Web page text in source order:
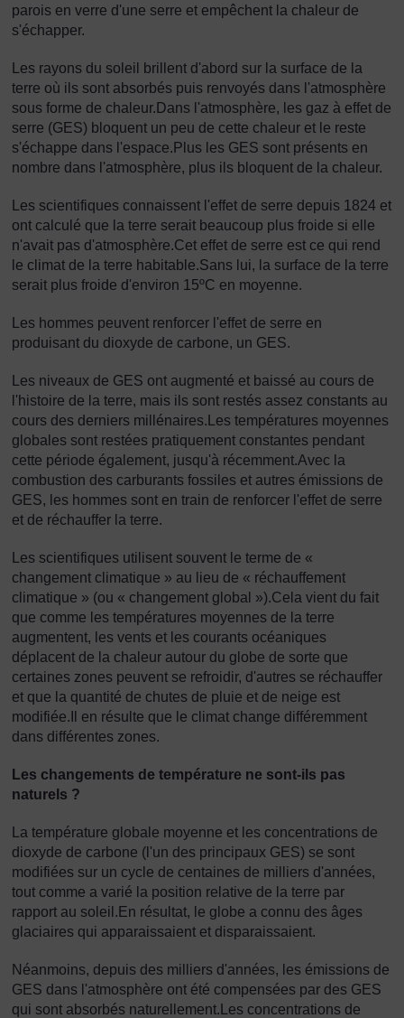
parois en verre d'une serre et empêchent la chaleur de
s'échapper.
Les rayons du soleil brillent d'abord sur la surface de la
terre où ils sont absorbés puis renvoyés dans l'atmosphère
sous forme de chaleur.Dans l'atmosphère, les gaz à effet de
serre (GES) bloquent un peu de cette chaleur et le reste
s'échappe dans l'espace.Plus les GES sont présents en
nombre dans l'atmosphère, plus ils bloquent de la chaleur.
Les scientifiques connaissent l'effet de serre depuis 1824 et
ont calculé que la terre serait beaucoup plus froide si elle
n'avait pas d'atmosphère.Cet effet de serre est ce qui rend
le climat de la terre habitable.Sans lui, la surface de la terre
serait plus froide d'environ 15ºC en moyenne.
Les hommes peuvent renforcer l'effet de serre en
produisant du dioxyde de carbone, un GES.
Les niveaux de GES ont augmenté et baissé au cours de
l'histoire de la terre, mais ils sont restés assez constants au
cours des derniers millénaires.Les températures moyennes
globales sont restées pratiquement constantes pendant
cette période également, jusqu'à récemment.Avec la
combustion des carburants fossiles et autres émissions de
GES, les hommes sont en train de renforcer l'effet de serre
et de réchauffer la terre.
Les scientifiques utilisent souvent le terme de «
changement climatique » au lieu de « réchauffement
climatique » (ou « changement global »).Cela vient du fait
que comme les températures moyennes de la terre
augmentent, les vents et les courants océaniques
déplacent de la chaleur autour du globe de sorte que
certaines zones peuvent se refroidir, d'autres se réchauffer
et que la quantité de chutes de pluie et de neige est
modifiée.Il en résulte que le climat change différemment
dans différentes zones.
Les changements de température ne sont-ils pas
naturels ?
La température globale moyenne et les concentrations de
dioxyde de carbone (l'un des principaux GES) se sont
modifiées sur un cycle de centaines de milliers d'années,
tout comme a varié la position relative de la terre par
rapport au soleil.En résultat, le globe a connu des âges
glaciaires qui apparaissaient et disparaissaient.
Néanmoins, depuis des milliers d'années, les émissions de
GES dans l'atmosphère ont été compensées par des GES
qui sont absorbés naturellement.Les concentrations de